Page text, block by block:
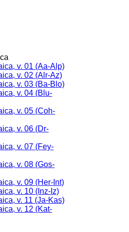
v. 01 (Aa-Alp)
v. 02 (Alr-Az)
v. 03 (Ba-Blo)
v. 04 (Blu-
v. 05 (Coh-
v. 06 (Dr-
v. 07 (Fey-
v. 08 (Gos-
v. 09 (Her-Int)
v. 10 (Inz-Iz)
v. 11 (Ja-Kas)
v. 12 (Kat-